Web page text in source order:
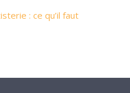
: ce qu’il faut